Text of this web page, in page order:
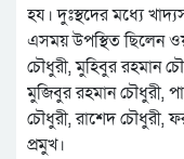
হয। দুঃস্থদের মধ্যে
এসময় উপস্থিত ছিলেন
চৌধুরী, মুহিবুর রহমান
মুজিবুর রহমান চৌধুরী,
চৌধুরী, রাশেদ চৌধুরী,
প্রমুখ।